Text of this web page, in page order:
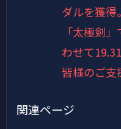
ダルを獲得
「太極剣
わせて
皆様のご支
関連ページ